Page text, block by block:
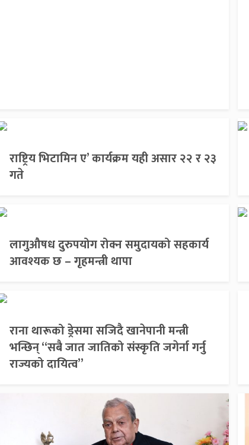
राष्ट्रिय भिटामिन ए’ कार्यक्रम यही असार २२ र २३
गते
लागुऔषध दुरुपयोग रोक्न समुदायको सहकार्य
आवश्यक छ – गृहमन्त्री थापा
राना थारूको ड्रेसमा सजिदै खानेपानी मन्त्री
भन्छिन् “सबै जात जातिको संस्कृति जगेर्ना गर्नु
राज्यको दायित्व”